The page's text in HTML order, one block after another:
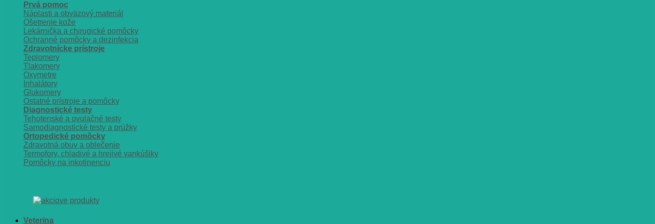
Prvá pomoc
Náplasti a obväzový materiál
Ošetrenie kože
Lekárnička a chirugické pomôcky
Ochranné pomôcky a dezinfekcia
Zdravotnícke prístroje
Teplomery
Tlakomery
Oxymetre
Inhalátory
Glukomery
Ostatné prístroje a pomôcky
Diagnostické testy
Tehotenské a ovulačné testy
Samodiagnostické testy a prúžky
Ortopedické pomôcky
Zdravotná obuv a oblečenie
Termofory, chladivé a hrejivé vankúšiky
Pomôcky na inkotinenciu
Veterina